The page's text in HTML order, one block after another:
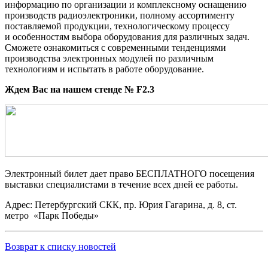
информацию по организации и комплексному оснащению
производств радиоэлектроники, полному ассортименту
поставляемой продукции, технологическому процессу
и особенностям выбора оборудования для различных задач.
Сможете ознакомиться с современными тенденциями
производства электронных модулей по различным
технологиям и испытать в работе оборудование.
Ждем Вас на нашем стенде № F2.3
Электронный билет дает право БЕСПЛАТНОГО посещения
выставки специалистами в течение всех дней ее работы.
Адрес: Петербургский СКК, пр. Юрия Гагарина, д. 8, ст.
метро «Парк Победы»
Возврат к списку новостей